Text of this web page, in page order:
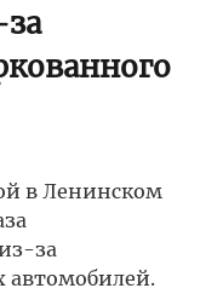
в Ленинском
за
автомобилей.